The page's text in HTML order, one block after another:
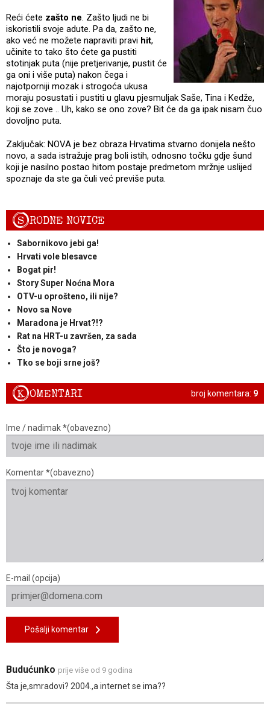
Reći ćete zašto ne. Zašto ljudi ne bi
iskoristili svoje adute. Pa da, zašto ne,
ako već ne možete napraviti pravi hit,
učinite to tako što ćete ga pustiti
stotinjak puta (nije pretjerivanje, pustit će
ga oni i više puta) nakon čega i
najotporniji mozak i strogoća ukusa
moraju posustati i pustiti u glavu pjesmuljak Saše, Tina i Kedže,
koji se zove .. Uh, kako se ono zove? Bit će da ga ipak nisam čuo
dovoljno puta.
Zaključak: NOVA je bez obraza Hrvatima stvarno donijela nešto
novo, a sada istražuje prag boli istih, odnosno točku gdje šund
koji je nasilno postao hitom postaje predmetom mržnje uslijed
spoznaje da ste ga čuli već previše puta.
SRODNE NOVICE
Sabornikovo jebi ga!
Hrvati vole blesavce
Bogat pir!
Story Super Noćna Mora
OTV-u oprošteno, ili nije?
Novo sa Nove
Maradona je Hrvat?!?
Rat na HRT-u završen, za sada
Što je novoga?
Tko se boji srne još?
broj komentara: 9
KOMENTARI
Ime / nadimak *(obavezno)
Komentar *(obavezno)
E-mail (opcija)
Pošalji komentar
Budućunko prije više od 9 godina
Šta je,smradovi? 2004.,a internet se ima??